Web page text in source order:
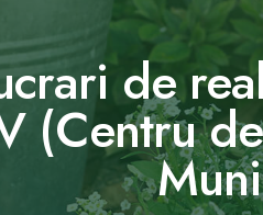
de
(Centru